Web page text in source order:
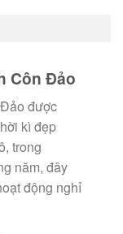
Côn Đảo
được
kì đẹp
trong
năm, đây
động nghỉ